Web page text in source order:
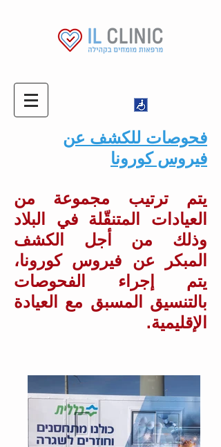
فحوصات للكشف عن
فيروس كورونا
يتم ترتيب مجموعة من
العيادات المتنقّلة في البلاد
وذلك من أجل الكشف
المبكر عن فيروس كورونا،
يتم إجراء الفحوصات
بالتنسيق المسبق مع العيادة
الإقليمية.